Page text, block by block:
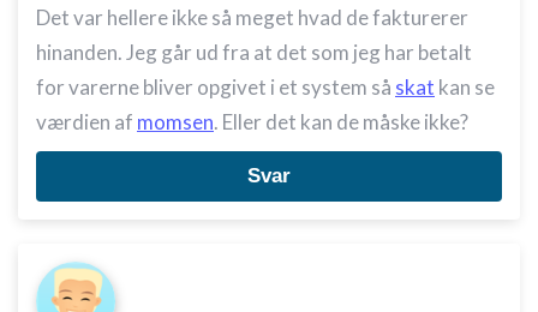
Det var hellere ikke så meget hvad de fakturerer
hinanden. Jeg går ud fra at det som jeg har betalt
for varerne bliver opgivet i et system så skat kan se
værdien af momsen. Eller det kan de måske ikke?
Svar